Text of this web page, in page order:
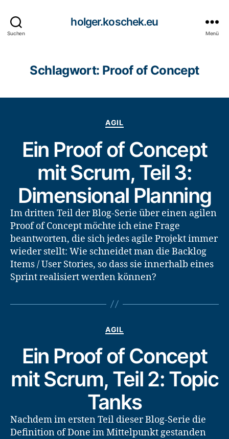
Suchen
holger.koschek.eu
Menü
Schlagwort: Proof of Concept
Kategorien
AGIL
Ein Proof of Concept
mit Scrum, Teil 3:
Dimensional Planning
Im dritten Teil der Blog-Serie über einen agilen
Proof of Concept möchte ich eine Frage
beantworten, die sich jedes agile Projekt immer
wieder stellt: Wie schneidet man die Backlog
Items / User Stories, so dass sie innerhalb eines
Sprint realisiert werden können?
Kategorien
AGIL
Ein Proof of Concept
mit Scrum, Teil 2: Topic
Tanks
Nachdem im ersten Teil dieser Blog-Serie die
Definition of Done im Mittelpunkt gestanden